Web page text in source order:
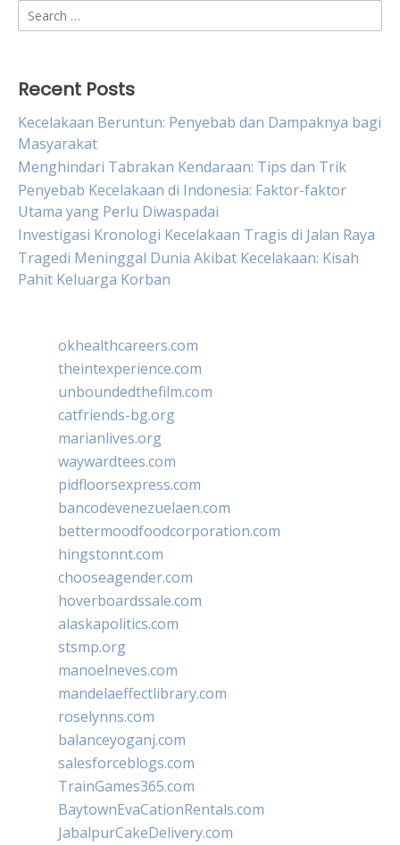
Search
for:
Recent Posts
Kecelakaan Beruntun: Penyebab dan Dampaknya bagi
Masyarakat
Menghindari Tabrakan Kendaraan: Tips dan Trik
Penyebab Kecelakaan di Indonesia: Faktor-faktor
Utama yang Perlu Diwaspadai
Investigasi Kronologi Kecelakaan Tragis di Jalan Raya
Tragedi Meninggal Dunia Akibat Kecelakaan: Kisah
Pahit Keluarga Korban
okhealthcareers.com
theintexperience.com
unboundedthefilm.com
catfriends-bg.org
marianlives.org
waywardtees.com
pidfloorsexpress.com
bancodevenezuelaen.com
bettermoodfoodcorporation.com
hingstonnt.com
chooseagender.com
hoverboardssale.com
alaskapolitics.com
stsmp.org
manoelneves.com
mandelaeffectlibrary.com
roselynns.com
balanceyoganj.com
salesforceblogs.com
TrainGames365.com
BaytownEvaCationRentals.com
JabalpurCakeDelivery.com